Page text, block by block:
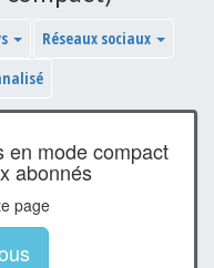
Réseaux sociaux
en mode compact
abonnés
page